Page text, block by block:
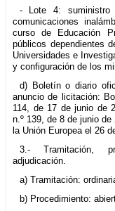
- Lote 4: suministro
comunicaciones
curso de Educación
públicos dependientes
Universidades e
y configuración de los
d) Boletín o diario
anuncio de licitación:
114, de 17 de junio de
n.º 139, de 8 de junio
la Unión Europea el 26
3.- Tramitación,
adjudicación.
a) Tramitación:
b) Procedimiento: